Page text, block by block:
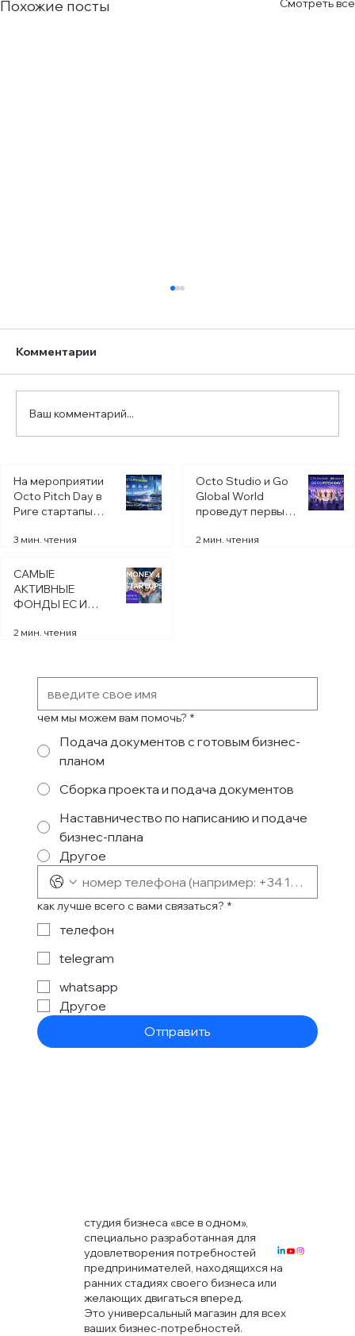
Похожие посты Смотреть все
Налоги в Испании: Autónomo. Как
платить меньше даже со второго
года?
Комментарии
Ваш комментарий...
На мероприятии
Octo Pitch Day в
Риге стартапы
инвестиции в
1,2 миллиона
долларов.
3 мин. чтения
Octo Studio и Go
Global World
проведут первый
2026 году в Риге.
2 мин. чтения
САМЫЕ
АКТИВНЫЕ
ФОНДЫ ЕС И
ГОДУ
2 мин. чтения
чем мы можем вам помочь? *
Подача документов с готовым бизнес-
планом
Сборка проекта и подача документов
Наставничество по написанию и подаче
бизнес-плана
Другое
как лучше всего с вами связаться? *
телефон
telegram
whatsapp
Другое
Отправить
студия бизнеса «все в одном»,
специально разработанная для
удовлетворения потребностей
предпринимателей, находящихся на
ранних стадиях своего бизнеса или
желающих двигаться вперед.
Это универсальный магазин для всех
ваших бизнес-потребностей.